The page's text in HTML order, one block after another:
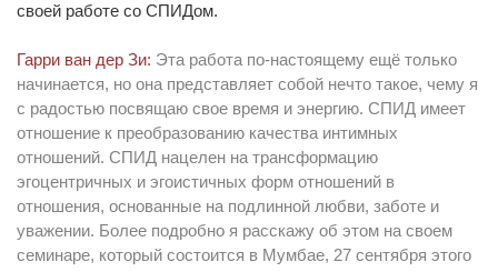
своей работе со СПИДом.
Гарри ван дер Зи: Эта работа по-настоящему ещё только
начинается, но она представляет собой нечто такое, чему я
с радостью посвящаю свое время и энергию. СПИД имеет
отношение к преобразованию качества интимных
отношений. СПИД нацелен на трансформацию
эгоцентричных и эгоистичных форм отношений в
отношения, основанные на подлинной любви, заботе и
уважении. Более подробно я расскажу об этом на своем
семинаре, который состоится в Мумбае, 27 сентября этого